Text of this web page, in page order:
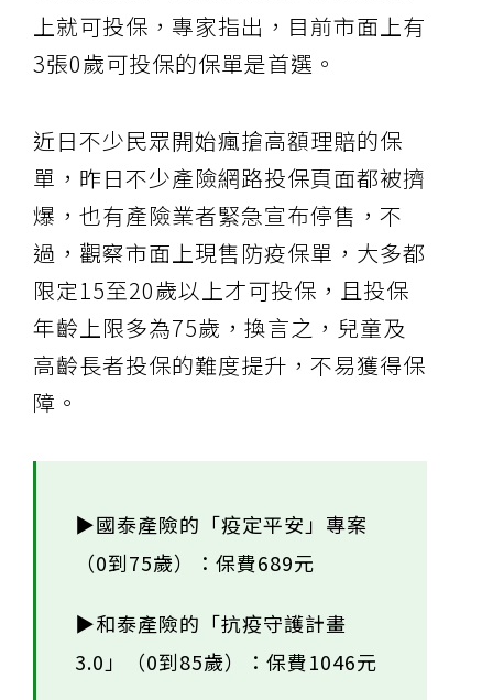
上就可投保，專家指出，目前市面上有
3張0歲可投保的保單是首選。
近日不少民眾開始瘋搶高額理賠的保
單，昨日不少產險網路投保頁面都被擠
爆，也有產險業者緊急宣布停售，不
過，觀察市面上現售防疫保單，大多都
限定15至20歲以上才可投保，且投保
年齡上限多為75歲，換言之，兒童及
高齡長者投保的難度提升，不易獲得保
障。
▶國泰產險的「疫定平安」專案
（0到75歲）：保費689元
▶和泰產險的「抗疫守護計畫
3.0」（0到85歲）：保費1046元